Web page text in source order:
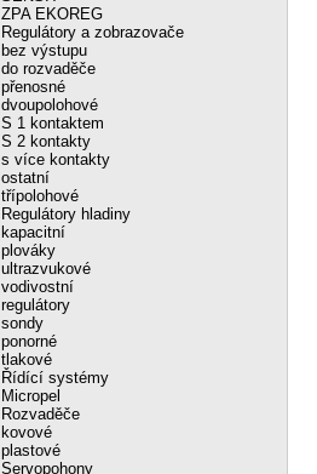
ZPA EKOREG
Regulátory a zobrazovače
bez výstupu
do rozvaděče
přenosné
dvoupolohové
S 1 kontaktem
S 2 kontakty
s více kontakty
ostatní
třípolohové
Regulátory hladiny
kapacitní
plováky
ultrazvukové
vodivostní
regulátory
sondy
ponorné
tlakové
Řídící systémy
Micropel
Rozvaděče
kovové
plastové
Servopohony